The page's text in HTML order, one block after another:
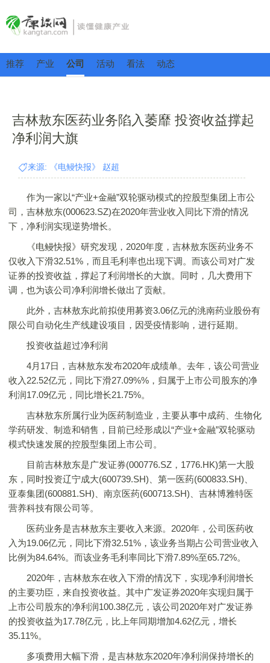
推荐 产业 公司 活动 看法 动态
吉林敖东医药业务陷入萎靡 投资收益撑起
净利润大旗
来源: 《电鳗快报》 赵超
作为一家以“产业+金融”双轮驱动模式的控股型集团上市公
司，吉林敖东(000623.SZ)在2020年营业收入同比下滑的情况
下，净利润实现逆势增长。
《电鳗快报》研究发现，2020年度，吉林敖东医药业务不
仅收入下滑32.51%，而且毛利率也出现下调。而该公司对广发
证券的投资收益，撑起了利润增长的大旗。同时，几大费用下
调，也为该公司净利润增长做出了贡献。
此外，吉林敖东此前拟使用募资3.06亿元的洮南药业股份有
限公司自动化生产线建设项目，因受疫情影响，进行延期。
投资收益超过净利润
4月17日，吉林敖东发布2020年成绩单。去年，该公司营业
收入22.52亿元，同比下滑27.09%%，归属于上市公司股东的净
利润17.09亿元，同比增长21.75%。
吉林敖东所属行业为医药制造业，主要从事中成药、生物化
学药研发、制造和销售，目前已经形成以“产业+金融”双轮驱动
模式快速发展的控股型集团上市公司。
目前吉林敖东是广发证券(000776.SZ，1776.HK)第一大股
东，同时投资辽宁成大(600739.SH)、第一医药(600833.SH)、
亚泰集团(600881.SH)、南京医药(600713.SH)、吉林博雅特医
营养科技有限公司等。
医药业务是吉林敖东主要收入来源。2020年，公司医药收
入为19.06亿元，同比下滑32.51%，该业务当期占公司营业收入
比例为84.64%。而该业务毛利率同比下滑7.89%至65.72%。
2020年，吉林敖东在收入下滑的情况下，实现净利润增长
的主要功臣，来自投资收益。其中广发证券2020年实现归属于
上市公司股东的净利润100.38亿元，该公司2020年对广发证券
的投资收益为17.78亿元，比上年同期增加4.62亿元，增长
35.11%。
多项费用大幅下滑，是吉林敖东2020年净利润保持增长的